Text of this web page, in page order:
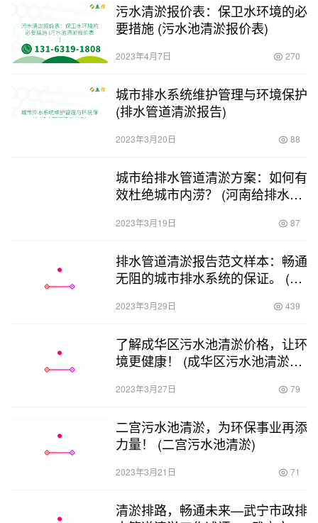
污水清淤报价表：保卫水环境的必
要措施 (污水池清淤报价表)
2023年4月7日 270
城市排水系统维护管理与环境保护
(排水管道清淤报告)
2023年3月20日 88
城市给排水管道清淤方案：如何有
效杜绝城市内涝？ (河南给排水管
2023年3月19日 87
排水管道清淤报告范文样本：畅通
无阻的城市排水系统的保证。 (排
2023年3月29日 439
了解成华区污水池清淤价格，让环
境更健康！ (成华区污水池清淤价
2023年3月27日 79
二宫污水池清淤，为环保事业再添
力量！ (二宫污水池清淤)
2023年3月21日 71
清淤排路，畅通未来—武宁市政排